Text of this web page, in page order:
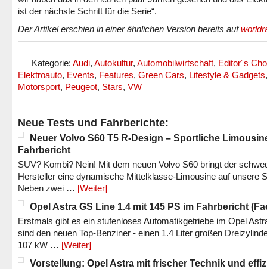
ist der nächste Schritt für die Serie“.
Der Artikel erschien in einer ähnlichen Version bereits auf
Kategorie: Audi, Autokultur, Automobilwirtschaft, Editor´s
Elektroauto, Events, Features, Green Cars, Lifestyle & Gadgets,
Motorsport, Peugeot, Stars, VW
Neue Tests und Fahrberichte:
Neuer Volvo S60 T5 R-Design – Sportliche
Fahrbericht
SUV? Kombi? Nein! Mit dem neuen Volvo S60 bringt der
Hersteller eine dynamische Mittelklasse-Limousine auf unsere
Neben zwei … [Weiter]
Opel Astra GS Line 1.4 mit 145 PS im Fahrbericht
Erstmals gibt es ein stufenloses Automatikgetriebe im Opel
sind den neuen Top-Benziner - einen 1.4 Liter großen
107 kW … [Weiter]
Vorstellung: Opel Astra mit frischer Technik und